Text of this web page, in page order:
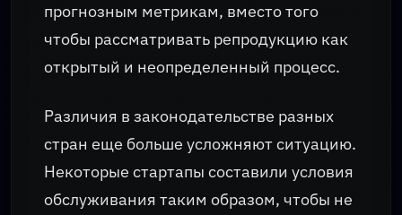
прогнозным метрикам, вместо того
чтобы рассматривать репродукцию как
открытый и неопределенный процесс.
Различия в законодательстве разных
стран еще больше усложняют ситуацию.
Некоторые стартапы составили условия
обслуживания таким образом, чтобы не